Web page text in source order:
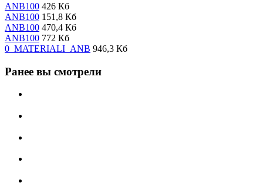
ANB100 426 Кб
ANB100 151,8 Кб
ANB100 470,4 Кб
ANB100 772 Кб
0_MATERIALI_ANB 946,3 Кб
Ранее вы смотрели